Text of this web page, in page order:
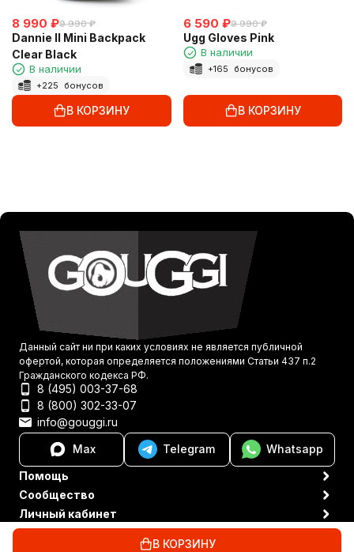
В КОРЗИНУ
8 990 ₽9 990 ₽
Dannie II Mini Backpack
Clear Black
В наличии
+225 бонусов
В КОРЗИНУ
6 590 ₽9 990 ₽
Ugg Gloves Pink
В наличии
+165 бонусов
В КОРЗИНУ
Данный сайт ни при каких условиях не является публичной
офертой, которая определяется положениями Статьи 437 п.2
Гражданского кодекса РФ.
8 (495) 003-37-68
8 (800) 302-33-07
info@gouggi.ru
Max
Telegram
Whatsapp
Помощь
Сообщество
Личный кабинет
Политика персональных данных